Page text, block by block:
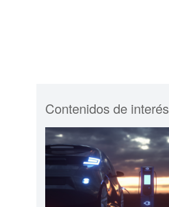
Contenidos de interés